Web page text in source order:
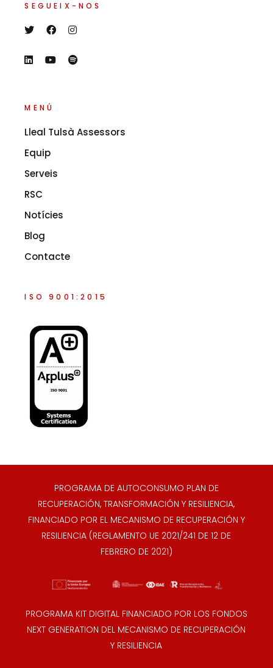
SEGUEIX-NOS
MENÚ
Lleal Tulsà Assessors
Equip
Serveis
RSC
Notícies
Blog
Contacte
ISO 9001:2015
PROGRAMA DE AUTOCONSUMO PLAN DE
RECUPERACIÓN, TRANSFORMACIÓN Y RESILIENCIA,
FINANCIADO POR EL MECANISMO DE RECUPERACIÓN Y
RESILIENCIA (REGLAMENTO UE 2021/241 DE 12 DE
FEBRERO DE 2021)
PROGRAMA KIT DIGITAL FINANCIADO POR LOS FONDOS
NEXT GENERATION DEL MECANISMO DE RECUPERACIÓN
Y RESILIENCIA